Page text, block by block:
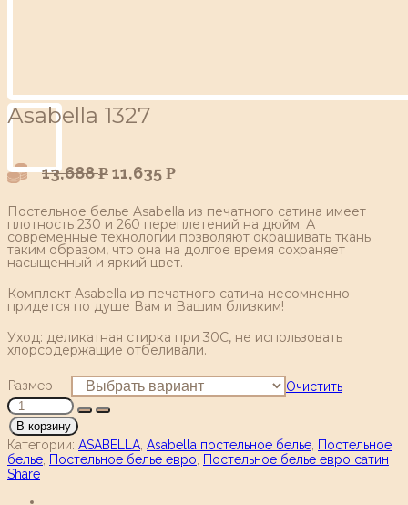
Аsabella 1327
13,688Р 11,635 Р
Постельное белье Asabella из печатного сатина имеет
плотность 230 и 260 переплетений на дюйм. А
современные технологии позволяют окрашивать ткань
таким образом, что она на долгое время сохраняет
насыщенный и яркий цвет.
Комплект Asabella из печатного сатина несомненно
придется по душе Вам и Вашим близким!
Уход: деликатная стирка при 30С, не использовать
хлорсодержащие отбеливали.
Размер Очистить
В корзину
Категории: ASABELLA Asabella постельное белье Постельное
белье Постельное белье евро
Постельное белье евро сатин
Share